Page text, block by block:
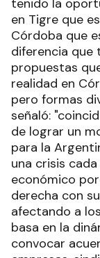
en Tigre que
Córdoba que
diferencia que
propuestas
realidad en
pero formas
señaló:
de lograr un
para la
una crisis
económico
derecha con
afectando a
basa en la
convocar